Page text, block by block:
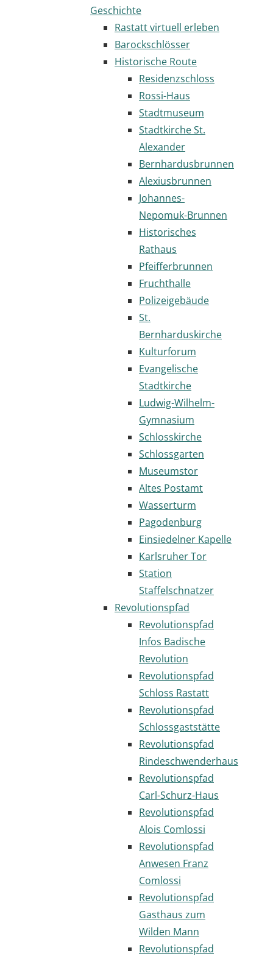
Geschichte
Rastatt virtuell erleben
Barockschlösser
Historische Route
Residenzschloss
Rossi-Haus
Stadtmuseum
Stadtkirche St.
Alexander
Bernhardusbrunnen
Alexiusbrunnen
Johannes-
Nepomuk-Brunnen
Historisches
Rathaus
Pfeifferbrunnen
Fruchthalle
Polizeigebäude
St.
Bernharduskirche
Kulturforum
Evangelische
Stadtkirche
Ludwig-Wilhelm-
Gymnasium
Schlosskirche
Schlossgarten
Museumstor
Altes Postamt
Wasserturm
Pagodenburg
Einsiedelner Kapelle
Karlsruher Tor
Station
Staffelschnatzer
Revolutionspfad
Revolutionspfad
Infos Badische
Revolution
Revolutionspfad
Schloss Rastatt
Revolutionspfad
Schlossgaststätte
Revolutionspfad
Rindeschwenderhaus
Revolutionspfad
Carl-Schurz-Haus
Revolutionspfad
Alois Comlossi
Revolutionspfad
Anwesen Franz
Comlossi
Revolutionspfad
Gasthaus zum
Wilden Mann
Revolutionspfad